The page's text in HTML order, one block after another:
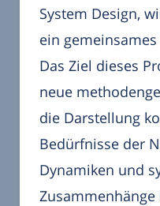
System Design,
ein
Das Ziel dieses
neue
die Darstellung
Bedürfnisse der
Dynamiken und